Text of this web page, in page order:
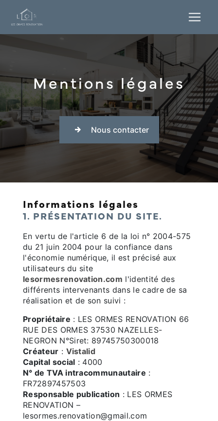
Mentions légales
Nous contacter
Informations légales
1. PRÉSENTATION DU SITE.
En vertu de l'article 6 de la loi n° 2004-575
du 21 juin 2004 pour la confiance dans
l'économie numérique, il est précisé aux
utilisateurs du site
lesormesrenovation.com l'identité des
différents intervenants dans le cadre de sa
réalisation et de son suivi :
Propriétaire : LES ORMES RENOVATION 66
RUE DES ORMES 37530 NAZELLES-
NEGRON N°Siret: 89745750300018
Créateur : Vistalid
Capital social : 4000
N° de TVA intracommunautaire :
FR72897457503
Responsable publication : LES ORMES
RENOVATION –
lesormes.renovation@gmail.com